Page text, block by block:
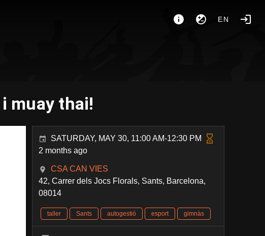
EN
muay thai!
SATURDAY, MAY 30, 11:00 AM-12:30 PM
2 months ago
CSA CAN VIES
42, Carrer dels Jocs Florals, Sants, Barcelona,
08014
taller Sants autogestió esport gimnàs